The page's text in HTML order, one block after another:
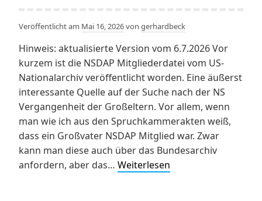
Veröffentlicht am Mai 16, 2026von gerhardbeck
Hinweis: aktualisierte Version vom 6.7.2026 Vor
kurzem ist die NSDAP Mitgliederdatei vom US-
Nationalarchiv veröffentlicht worden. Eine äußerst
interessante Quelle auf der Suche nach der NS
Vergangenheit der Großeltern. Vor allem, wenn
man wie ich aus den Spruchkammerakten weiß,
dass ein Großvater NSDAP Mitglied war. Zwar
kann man diese auch über das Bundesarchiv
anfordern, aber das… Weiterlesen